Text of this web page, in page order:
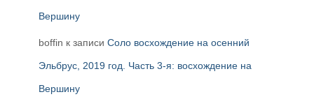
Вершину
boffin к записи Соло восхождение на осенний
Эльбрус, 2019 год. Часть 3-я: восхождение на
Вершину